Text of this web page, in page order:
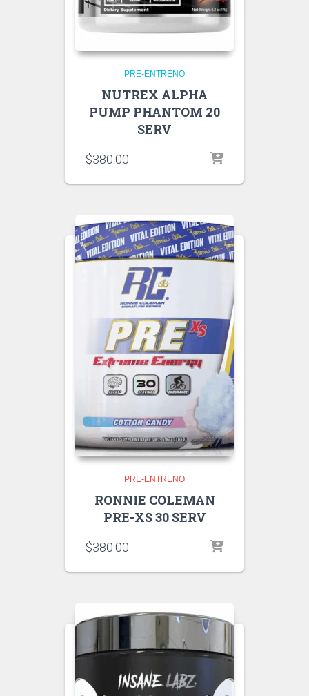
PRE-ENTRENO
NUTREX ALPHA
PUMP PHANTOM 20
SERV
$380.00
PRE-ENTRENO
RONNIE COLEMAN
PRE-XS 30 SERV
$380.00